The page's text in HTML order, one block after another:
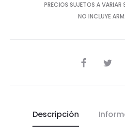
PRECIOS SUJETOS A VARIAR
NO INCLUYE
SHARE
Descripción